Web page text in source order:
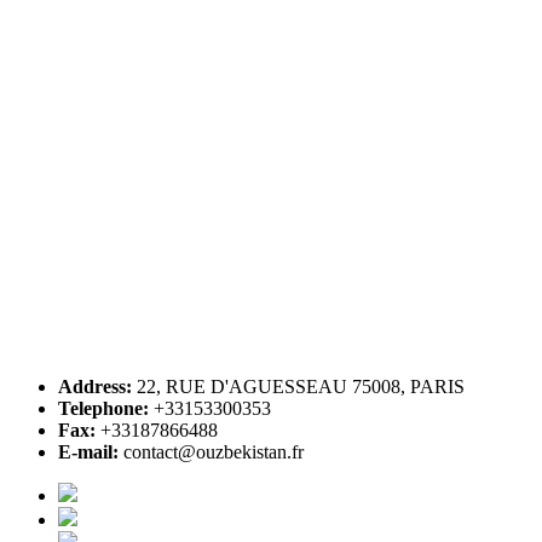
Address: 22, RUE D'AGUESSEAU 75008, PARIS
Telephone: +33153300353
Fax: +33187866488
E-mail: contact@ouzbekistan.fr